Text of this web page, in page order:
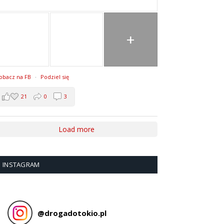
+
na FB · Podziel się
21 0 3
Load more
INSTAGRAM
@drogadotokio.pl